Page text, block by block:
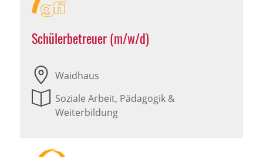
Schülerbetreuer (m/w/d)
Waidhaus
Soziale Arbeit, Pädagogik &
Weiterbildung